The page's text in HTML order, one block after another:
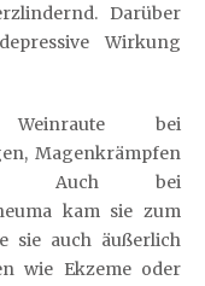
Darüber
Wirkung
bei
Magenkrämpfen
Auch bei
kam sie zum
sie auch äußerlich
wie Ekzeme oder